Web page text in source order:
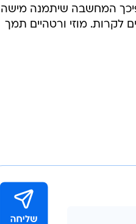
עם אייל עופר, כי הייתי
המחשבה שיתמנה מישהו,